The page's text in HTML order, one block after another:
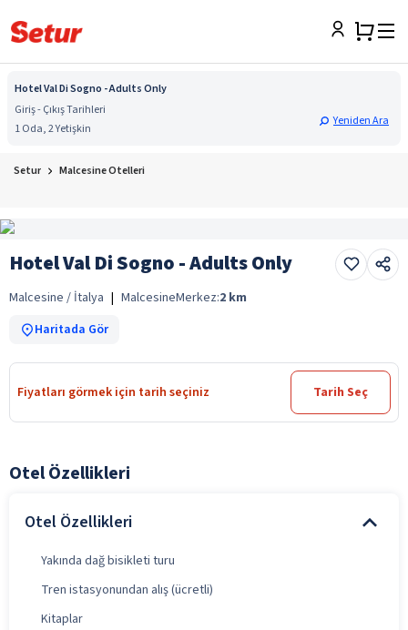
Hotel Val Di Sogno - Adults Only
Giriş - Çıkış Tarihleri
1 Oda, 2 Yetişkin
Yeniden Ara
Setur Malcesine Otelleri
Hotel Val Di Sogno - Adults Only
Malcesine / İtalya | MalcesineMerkez:2 km
Haritada Gör
Fiyatları görmek için tarih seçiniz Tarih Seç
Otel Özellikleri
Otel Özellikleri
Yakında dağ bisikleti turu
Tren istasyonundan alış (ücretli)
Kitaplar